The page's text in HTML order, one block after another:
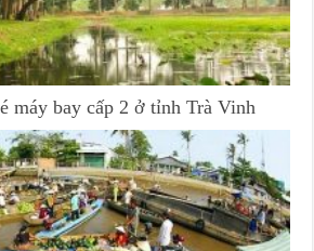
máy bay cấp 2 ở tỉnh Trà Vinh